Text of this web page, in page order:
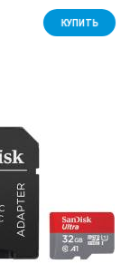
КУПИТЬ